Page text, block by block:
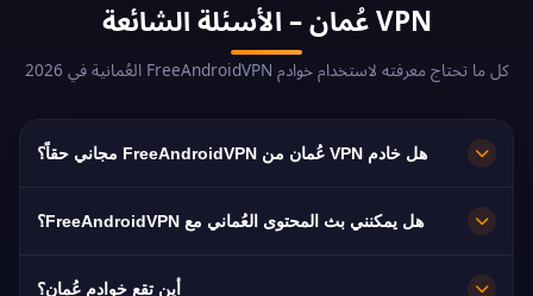
VPN عُمان – الأسئلة الشائعة
كل ما تحتاج معرفته لاستخدام خوادم FreeAndroidVPN العُمانية في 2026
هل خادم VPN عُمان من FreeAndroidVPN مجاني حقاً؟
100% بدون رسوم مخفية أو فترات تجريبية أو بطاقات
هل يمكنني بث المحتوى العُماني مع FreeAndroidVPN؟
خوادم VPN عُمان محسّنة لبث المنصات العُمانية مثل
أين تقع خوادم عُمان؟